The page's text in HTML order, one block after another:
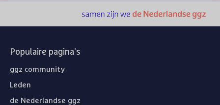
Populaire pagina's
ggz community
Leden
de Nederlandse ggz